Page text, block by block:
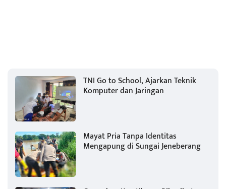
TNI Go to School, Ajarkan Teknik
Komputer dan Jaringan
Mayat Pria Tanpa Identitas
Mengapung di Sungai Jeneberang